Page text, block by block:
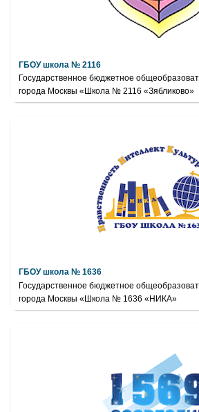
ГБОУ школа № 2116
Государственное бюджетное
города Москвы «Школа № 2116 «Зябликово»
ГБОУ школа № 1636
Государственное бюджетное
города Москвы «Школа № 1636 «НИКА»